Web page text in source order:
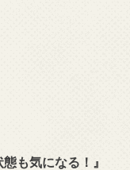
も気になる！』